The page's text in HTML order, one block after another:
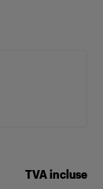
TVA incluse